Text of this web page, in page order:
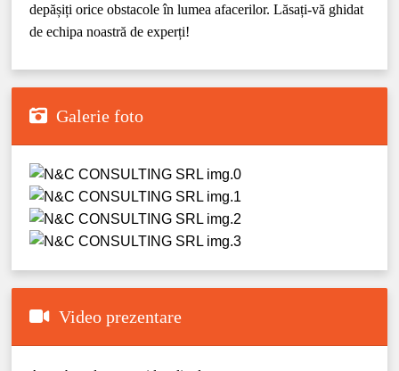
depășiți orice obstacole în lumea afacerilor. Lăsați-vă ghidat
de echipa noastră de experți!
Galerie foto
Video prezentare